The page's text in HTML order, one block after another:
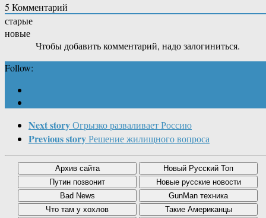
5 Комментарий
старые
новые
Чтобы добавить комментарий, надо залогиниться.
Follow:
Next storyОгрызко разваливает Россию
Previous storyРешение жилищного вопроса